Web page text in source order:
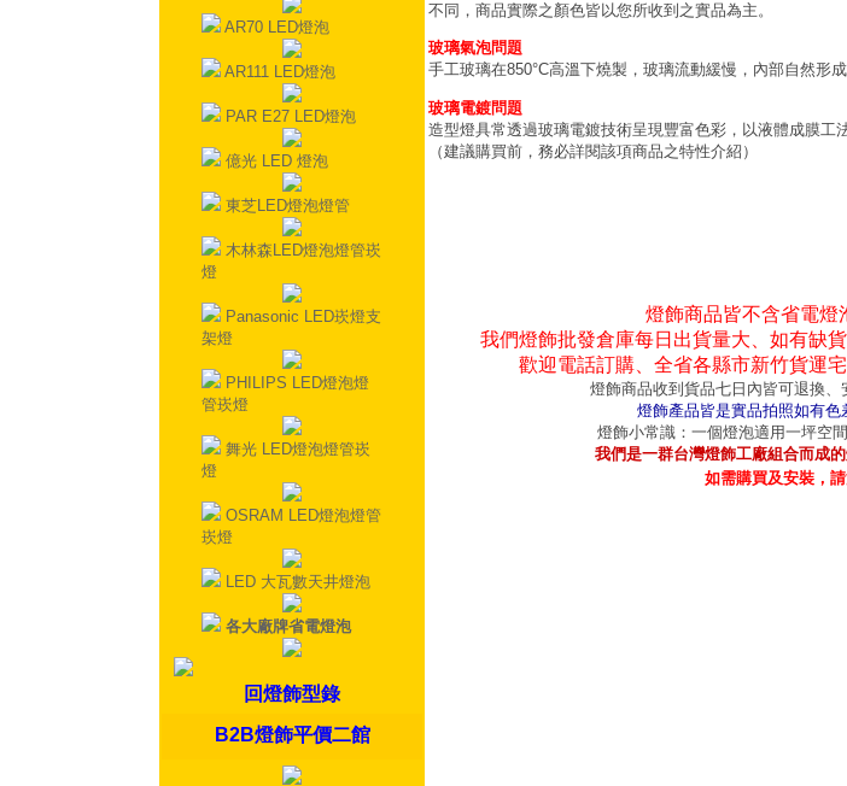
AR70 LED燈泡
AR111 LED燈泡
PAR E27 LED燈泡
億光 LED 燈泡
東芝LED燈泡燈管
木林森LED燈泡燈管崁
燈
Panasonic LED崁燈支
架燈
PHILIPS LED燈泡燈
管崁燈
舞光 LED燈泡燈管崁
燈
OSRAM LED燈泡燈管
崁燈
LED 大瓦數天井燈泡
各大廠牌省電燈泡
回燈飾型錄
B2B燈飾平價二館
不同，商品實際之顏色皆以您所收到之實品為主。
玻璃氣泡問題
手工玻璃在850°C高溫下燒製，玻璃流動緩慢，內部自然形
玻璃電鍍問題
造型燈具常透過玻璃電鍍技術呈現豐富色彩，以液體成膜
（建議購買前，務必詳閱該項商品之特性介紹）
燈飾商品皆不含省電燈
我們燈飾批發倉庫每日出貨量大、如有缺
歡迎電話訂購、全省各縣市新竹貨運
燈飾商品收到貨品七日內皆可退換
燈飾產品皆是實品拍照如有
燈飾小常識：一個燈泡適用一坪空
我們是一群台灣燈飾工廠組合而成
如需購買及安裝，